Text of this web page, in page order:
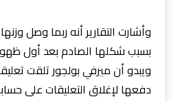
بسبب شكلها الصادم بعد أول
ويبدو أن ميرفي بولجور تلقت
دفعها لإغلاق التعليقات على